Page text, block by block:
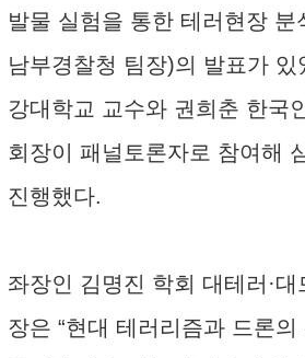
발물 실험을 통한 테러현장 분
남부경찰청 팀장)의 발표가 있
강대학교 교수와 권희춘 한국
회장이 패널토론자로 참여해
진행했다.
좌장인 김명진 학회 대테러·대
장은 “현대 테러리즘과 드론